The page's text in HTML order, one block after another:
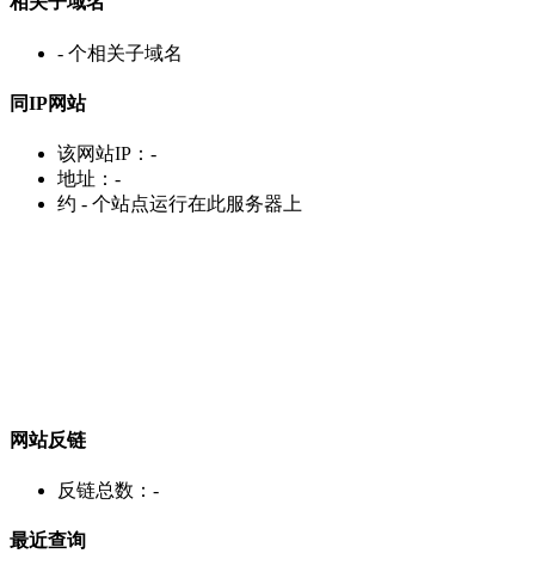
- 个相关子域名
同IP网站
该网站IP： -
地址： -
约 - 个站点运行在此服务器上
网站反链
反链总数： -
最近查询